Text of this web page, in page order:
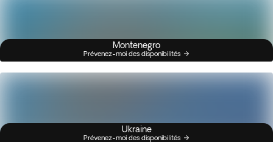
Montenegro
Prévenez-moi des disponibilités
Ukraine
Prévenez-moi des disponibilités